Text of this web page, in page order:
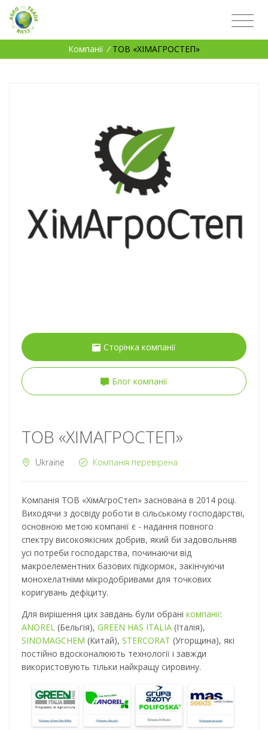
Компанії / ТОВ «ХІМАГРОСТЕП»
Сторінка компанії
Блог компанії
ТОВ «ХІМАГРОСТЕП»
Ukraine Компанія перевірена
Компанія ТОВ «ХімАгроСтеп» заснована в 2014 році.
Виходячи з досвіду роботи в сільському господарстві,
основною метою компанії є - надання повного
спектру високоякісних добрив, який би задовольняв
усі потреби господарства, починаючи від
макроелементних базових підкормок, закінчуючи
монохелатніми мікродобривами для точкових
коригувань дефіциту.
Для вирішення цих завдань були обрані компанії:
ANOREL(Бельгія), GREEN HAS ITALIA(Італія),
SINOMAGCHEM (Китай), STERCORAT (Угорщина), які
постійно вдосконалюють технології і завжди
використовують тільки найкращу сировину.